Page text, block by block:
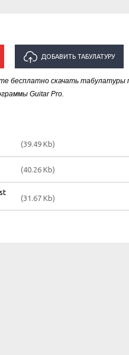
ДОБАВИТЬ ТАБУЛАТУРУ
ИСПОЛНИТЕЛЯ "METALLERIUM"
бесплатно скачать табулатуры
Guitar Pro.
(39.49 Kb)
(40.26 Kb)
(31.67 Kb)